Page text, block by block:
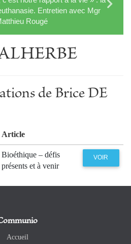
Entretien avec Mgr
Rougé
de Brice DE
Article
Bioéthique – défis
présents et à venir
VOIR
Accueil